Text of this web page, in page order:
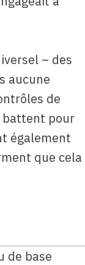
– des
aucune
de
battent pour
également
que cela
de base